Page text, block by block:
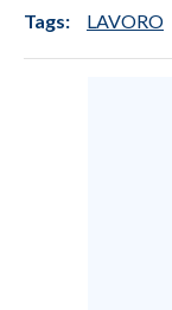
Tags: LAVORO